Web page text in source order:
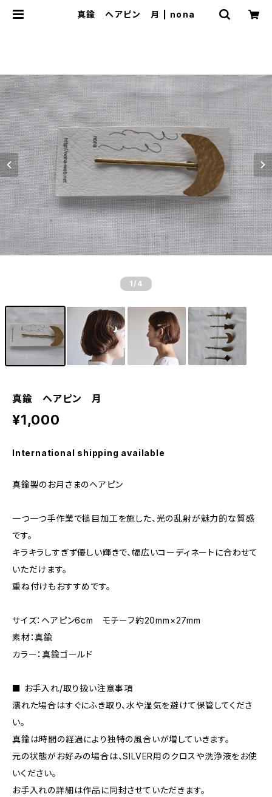
真鍮 ヘアピン 月 | nona
1 /4
真鍮 ヘアピン 月
¥1,000
International shipping available
真鍮製のお月さまのヘアピン
一つ一つ手作業で槌目加工を施した、光の乱射が魅力的な質感
です。
キラキラしすぎず優しい輝きで、幅広いコーディネートに合わせて
いただけます。
重ね付けもおすすめです。
サイズ：ヘアピン6cm モチーフ約20mm×27mm
素材：真鍮
カラー：真鍮ゴールド
■ お手入れ/取り扱い注意事項
濡れた場合はすぐにふき取り、水や湿気を避けて保管してくださ
い。
真鍮は時間の経過により独特の風合いが増していきます。
元の状態がお好みの場合は、SILVER用のクロスや洗浄液をお使
いください。
お手入れの詳細は作品に同封させていただきます。